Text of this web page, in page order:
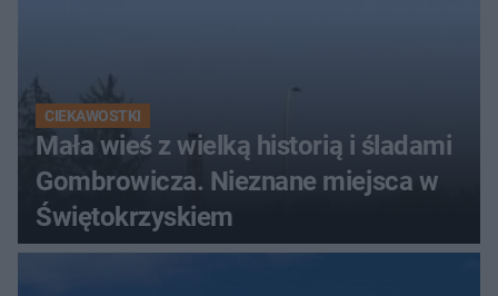
CIEKAWOSTKI
Mała wieś z wielką historią i śladami
Gombrowicza. Nieznane miejsca w
Świętokrzyskiem